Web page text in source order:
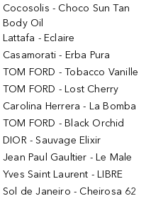
Cocosolis - Choco Sun Tan
Body Oil
Lattafa - Eclaire
Casamorati - Erba Pura
TOM FORD - Tobacco Vanille
TOM FORD - Lost Cherry
Carolina Herrera - La Bomba
TOM FORD - Black Orchid
DIOR - Sauvage Elixir
Jean Paul Gaultier - Le Male
Yves Saint Laurent - LIBRE
Sol de Janeiro - Cheirosa 62